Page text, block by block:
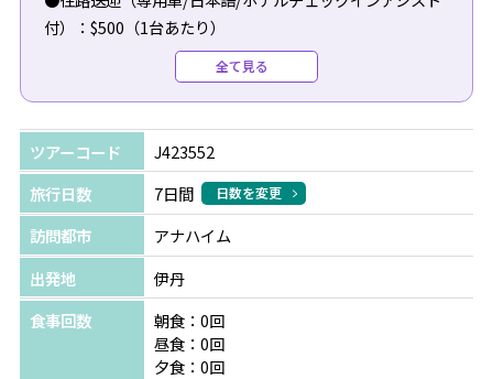
付）：$500（1台あたり）
●復路送迎（専用車/日本語/空港チェックインアシスト
付）：$490（1台あたり）
＼今だけの特典！／
ディズニーランド・リゾート テーマ・パークチケットをご
購入の方へ
パーク内やキャラクターダイニングでご利用いただけるギ
フトカードをプレゼント！
※テーマ・パークチケット料金は日程により異なります。
詳細はお問合せください。
全て見る
ツアーコード
J423552
旅行日数
7日間 日数を変更
訪問都市
アナハイム
出発地
伊丹
食事回数
朝食：0回
昼食：0回
夕食：0回